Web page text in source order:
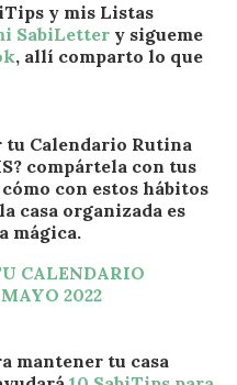
y mis Listas
SabiLetter y sigueme
, allí comparto lo que
tu Calendario Rutina
compártela con tus
con estos hábitos
casa organizada es
mágica.
CALENDARIO
2022
mantener tu casa